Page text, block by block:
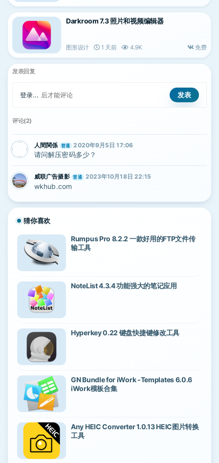
Darkroom 7.3 照片和视频编辑器
图形设计 1 天前 4.9K 免费
发表回复
登录... 后才能评论
评论(2)
人間関係 普通 2020年9月5日 17:06
请问解压密码多少？
威联广告摄影 普通 2023年10月18日 22:15
wkhub.com
猜你喜欢
Rumpus Pro 8.2.2 一款好用的FTP文件传
输工具
NoteList 4.3.4 功能强大的笔记应用
Hyperkey 0.22 键盘快捷键修改工具
GN Bundle for iWork -Templates 6.0.6
iWork模板合集
Any HEIC Converter 1.0.13 HEIC图片转换
工具